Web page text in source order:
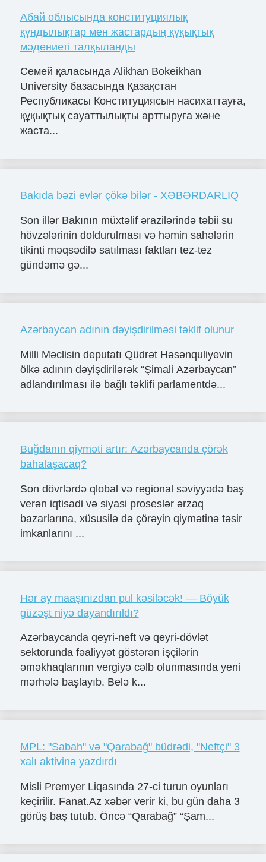
Абай облысында конституциялық
құндылықтар мен жастардың құқықтық
мәдениеті талқыланды
Семей қаласында Alikhan Bokeikhan
University базасында Қазақстан
Республикасы Конституциясын насихаттауға,
құқықтық сауаттылықты арттыруға және
жаста...
Bakıda bəzi evlər çökə bilər - XƏBƏRDARLIQ
Son illər Bakının müxtəlif ərazilərində təbii su
hövzələrinin doldurulması və həmin sahələrin
tikinti məqsədilə satılması faktları tez-tez
gündəmə gə...
Azərbaycan adının dəyişdirilməsi təklif olunur
Milli Məclisin deputatı Qüdrət Həsənquliyevin
ölkə adının dəyişdirilərək “Şimali Azərbaycan”
adlandırılması ilə bağlı təklifi parlamentdə...
Buğdanın qiyməti artır: Azərbaycanda çörək
bahalaşacaq?
Son dövrlərdə qlobal və regional səviyyədə baş
verən iqtisadi və siyasi proseslər ərzaq
bazarlarına, xüsusilə də çörəyin qiymətinə təsir
imkanlarını ...
Hər ay maaşınızdan pul kəsiləcək! — Böyük
güzəşt niyə dayandırıldı?
Azərbaycanda qeyri-neft və qeyri-dövlət
sektorunda fəaliyyət göstərən işçilərin
əməkhaqlarının vergiyə cəlb olunmasında yeni
mərhələ başlayıb. Belə k...
MPL: "Sabah" və "Qarabağ" büdrədi, "Neftçi" 3
xalı aktivinə yazdırdı
Misli Premyer Liqasında 27-ci turun oyunları
keçirilir. Fanat.Az xəbər verir ki, bu gün daha 3
görüş baş tutub. Öncə “Qarabağ” “Şam...